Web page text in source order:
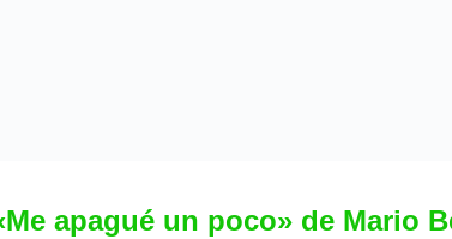
apagué un poco» de Mario